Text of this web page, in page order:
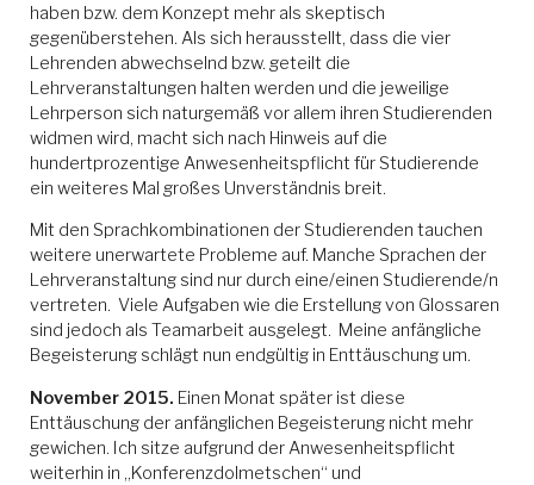
haben bzw. dem Konzept mehr als skeptisch
gegenüberstehen. Als sich herausstellt, dass die vier
Lehrenden abwechselnd bzw. geteilt die
Lehrveranstaltungen halten werden und die jeweilige
Lehrperson sich naturgemäß vor allem ihren Studierenden
widmen wird, macht sich nach Hinweis auf die
hundertprozentige Anwesenheitspflicht für Studierende
ein weiteres Mal großes Unverständnis breit.
Mit den Sprachkombinationen der Studierenden tauchen
weitere unerwartete Probleme auf. Manche Sprachen der
Lehrveranstaltung sind nur durch eine/einen Studierende/n
vertreten. Viele Aufgaben wie die Erstellung von Glossaren
sind jedoch als Teamarbeit ausgelegt. Meine anfängliche
Begeisterung schlägt nun endgültig in Enttäuschung um.
November 2015. Einen Monat später ist diese
Enttäuschung der anfänglichen Begeisterung nicht mehr
gewichen. Ich sitze aufgrund der Anwesenheitspflicht
weiterhin in „Konferenzdolmetschen“ und